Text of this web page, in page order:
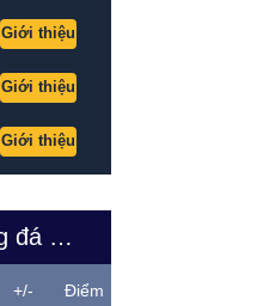
Giới thiệu
Giới thiệu
Giới thiệu
BXH BXH FIFA (bóng đá nam Việt Nam)
+/- Điểm